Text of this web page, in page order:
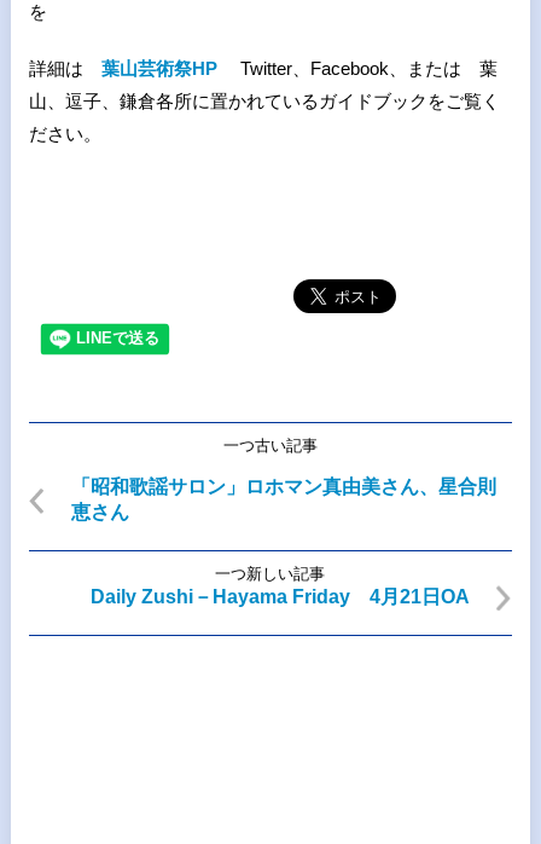
を
詳細は 葉山芸術祭HPTwitter、Facebook、または 葉
山、逗子、鎌倉各所に置かれているガイドブックをご覧く
ださい。
一つ古い記事
「昭和歌謡サロン」ロホマン真由美さん、星合則
恵さん
一つ新しい記事
Daily Zushi－Hayama Friday 4月21日OA